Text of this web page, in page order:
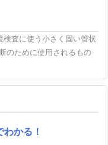
検査に使う小さく固い管状
のために使用されるもの
かる！